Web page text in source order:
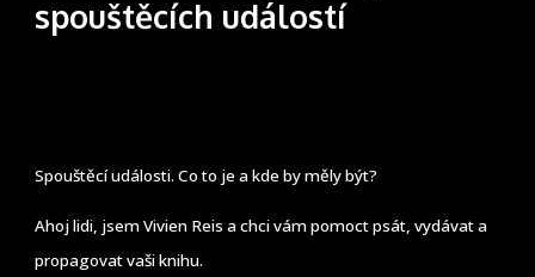
spouštěcích událostí
Spouštěcí události. Co to je a kde by měly být?
Ahoj lidi, jsem Vivien Reis a chci vám pomoct psát, vydávat a
propagovat vaši knihu.